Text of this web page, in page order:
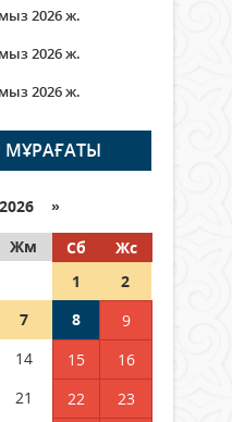
ҚАЛАЙ
142
бере
2026 ж.
2026 ж.
2026 ж.
»
Жм Сб
Жс
1
2
7 8
9
14 15
16
21 22
23